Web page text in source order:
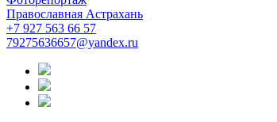
Православная Астрахань
+7 927 563 66 57
79275636657@yandex.ru